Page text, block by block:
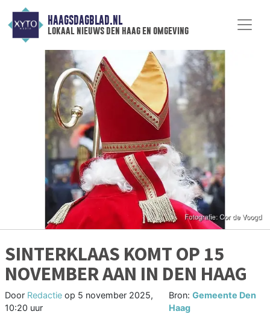
HAAGSDAGBLAD.NL
lokaal nieuws den haag en omgeving
SINTERKLAAS KOMT OP 15
NOVEMBER AAN IN DEN HAAG
Door Redactie op 5 november 2025,
10:20 uur
Bron:Gemeente Den
Haag